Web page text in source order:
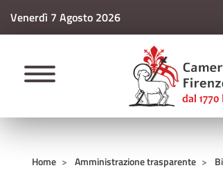
Venerdì 7 Agosto 2026
Home Amministrazione trasparente